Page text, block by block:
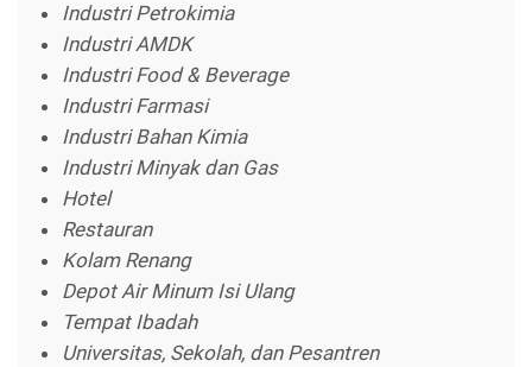
Industri Petrokimia
Industri AMDK
Industri Food & Beverage
Industri Farmasi
Industri Bahan Kimia
Industri Minyak dan Gas
Hotel
Restauran
Kolam Renang
Depot Air Minum Isi Ulang
Tempat Ibadah
Universitas, Sekolah, dan Pesantren